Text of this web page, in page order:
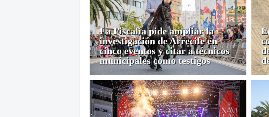
La Fiscalía pide ampliar la
investigación de Arrecife en
cinco eventos y citar a técnicos
municipales como testigos